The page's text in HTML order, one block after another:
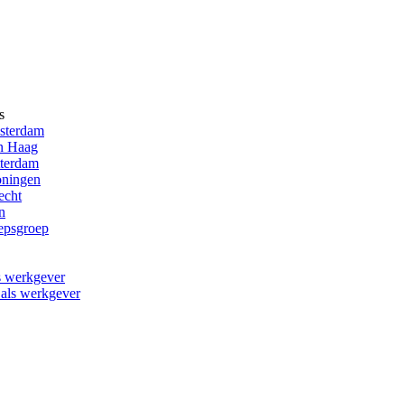
Haag
werkgever
werkgever